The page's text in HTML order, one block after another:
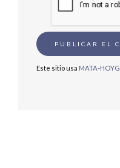
Este sitio usa MATA-